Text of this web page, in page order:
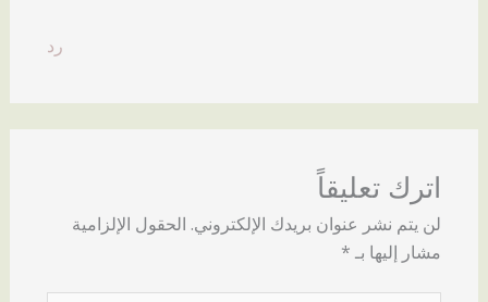
رد
اترك تعليقاً
لن يتم نشر عنوان بريدك الإلكتروني. الحقول الإلزامية
مشار إليها بـ *